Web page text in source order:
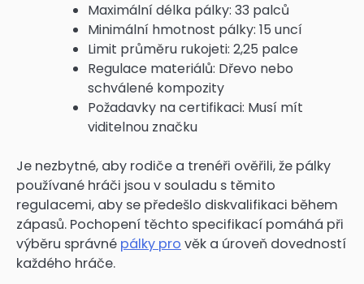
Maximální délka pálky: 33 palců
Minimální hmotnost pálky: 15 uncí
Limit průměru rukojeti: 2,25 palce
Regulace materiálů: Dřevo nebo
schválené kompozity
Požadavky na certifikaci: Musí mít
viditelnou značku
Je nezbytné, aby rodiče a trenéři ověřili, že pálky
používané hráči jsou v souladu s těmito
regulacemi, aby se předešlo diskvalifikaci během
zápasů. Pochopení těchto specifikací pomáhá při
výběru správné pálky pro věk a úroveň dovedností
každého hráče.